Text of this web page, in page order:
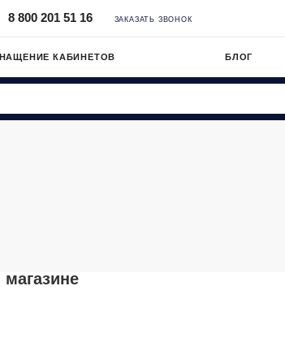
8 800 201 51 16 ЗАКАЗАТЬ ЗВОНОК
КАБИНЕТОВ БЛОГ